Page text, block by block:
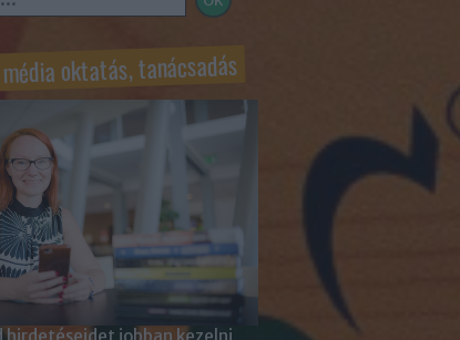
oktatás, tanácsadás
hirdetéseidet jobban kezelni,